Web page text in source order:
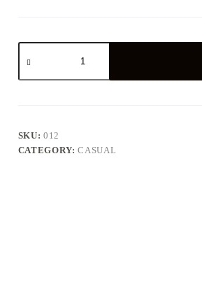
Mollis
nunc
id
hendrerit
quantity
SKU:012
CATEGORY:CASUAL